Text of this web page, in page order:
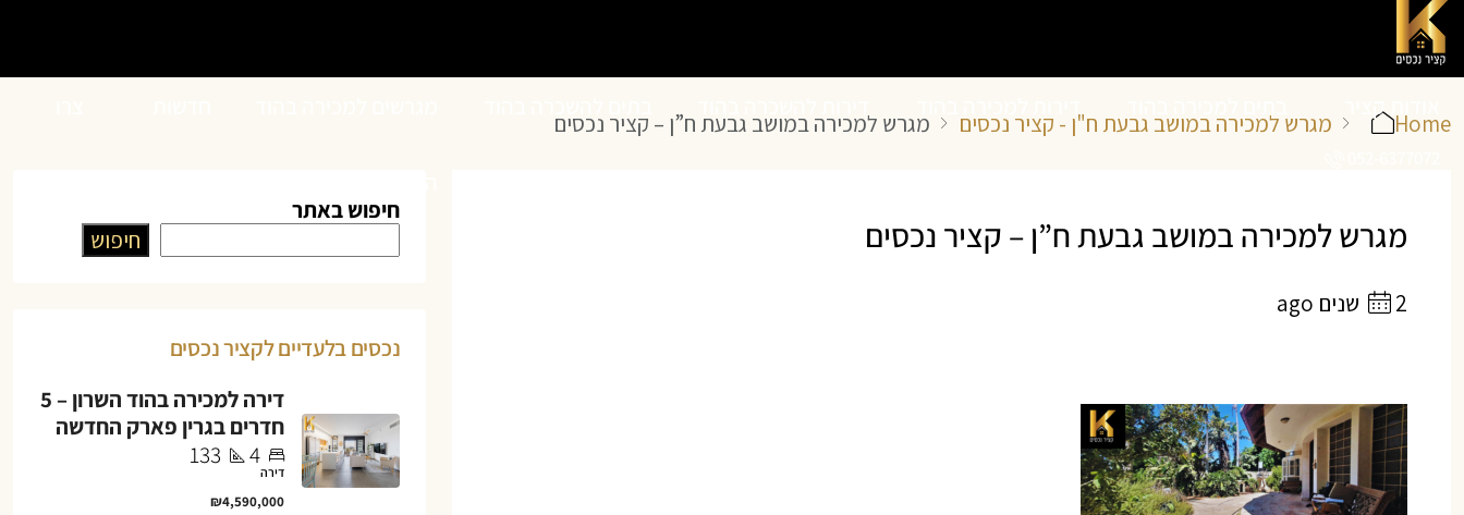
אודות קציר
Home מגרש למכירה במושב גבעת ח"ן - קציר נכסים מגרש למכירה במושב גבעת ח”ן – קציר נכסים
מגרש למכירה במושב גבעת ח”ן – קציר נכסים
2 שנים ago
חיפוש באתר
חיפוש
נכסים בלעדיים לקציר נכסים
דירה למכירה בהוד השרון – 5
חדרים בגרין פארק החדשה
4
133
דירה
₪4,590,000